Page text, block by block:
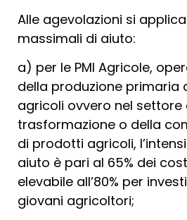
Alle agevolazioni si
massimali di aiuto:
a) per le PMI Agricole,
della produzione primaria
agricoli ovvero nel settore
trasformazione o della
di prodotti agricoli,
aiuto è pari al 65% dei
elevabile all’80% per
giovani agricoltori;